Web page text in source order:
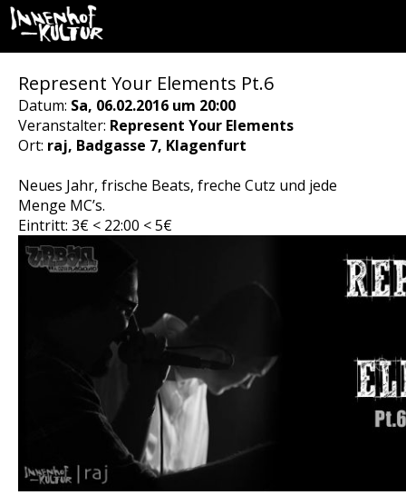
Represent Your Elements Pt.6
Datum: Sa, 06.02.2016 um 20:00
Veranstalter: Represent Your Elements
Ort: raj, Badgasse 7, Klagenfurt
Neues Jahr, frische Beats, freche Cutz und jede
Menge MC’s.
Eintritt: 3€ < 22:00 < 5€